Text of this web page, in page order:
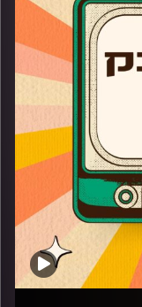
"15 דקות" שהקדימה את זמנה, למה
מה הדבר שהכי
לטלוויזיה אחרי